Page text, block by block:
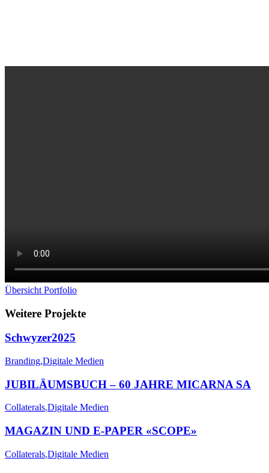
Übersicht Portfolio
Weitere Projekte
Schwyzer2025
Branding,Digitale Medien
JUBILÄUMSBUCH – 60 JAHRE MICARNA SA
Collaterals,Digitale Medien
MAGAZIN UND E-PAPER «SCOPE»
Collaterals,Digitale Medien